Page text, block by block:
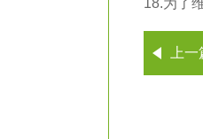
18.为了
上